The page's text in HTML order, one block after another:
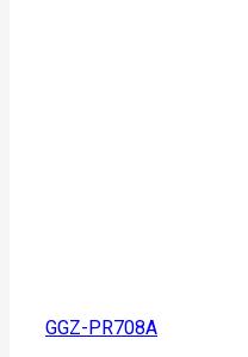
GGZ-PR708A